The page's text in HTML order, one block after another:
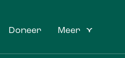
Doneer Meer